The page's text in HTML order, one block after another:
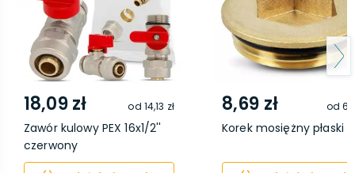
18,09 zł od 14,13 zł
Zawór kulowy PEX 16x1/2''
czerwony
8,69 zł od
Korek mosiężny płaski 1''